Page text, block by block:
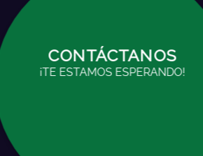
CONTÁCTANOS
¡TE ESTAMOS ESPERANDO!